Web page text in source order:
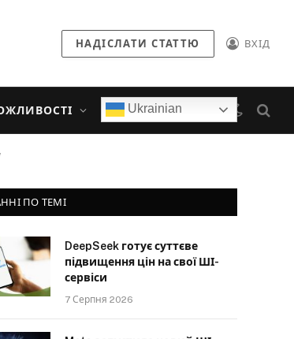
НАДІСЛАТИ СТАТТЮ ВХІД
Ukrainian
ПО ТЕМІ
DeepSeek готує суттєве
підвищення цін на свої ШІ-
сервіси
7 Серпня 2026